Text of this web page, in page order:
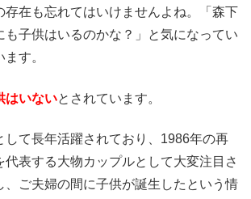
存在も忘れてはいけませんよね。「森下
も子供はいるのかな？」と気になってい
す。
はいないとされています。
して長年活躍されており、1986年の再
代表する大物カップルとして大変注目さ
、ご夫婦の間に子供が誕生したという情